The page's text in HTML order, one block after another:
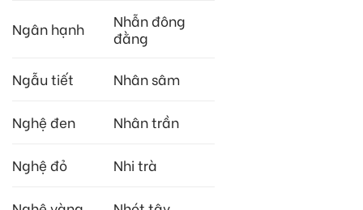
Ngân hạnh
Nhẫn đông
đằng
Ngẫu tiết Nhân sâm
Nghệ đen Nhân trần
Nghệ đỏ Nhi trà